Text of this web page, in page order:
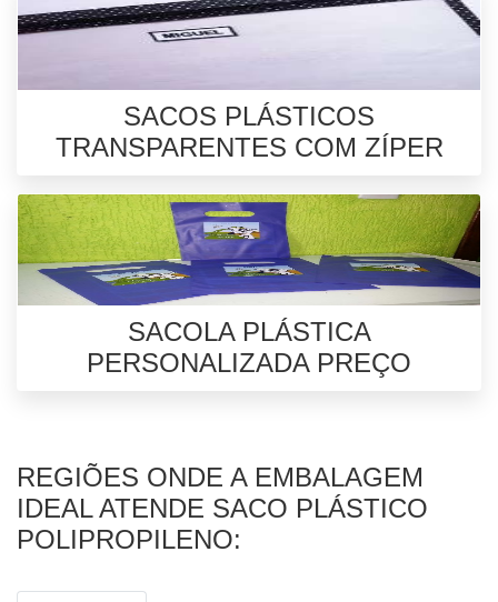
SACOS PLÁSTICOS
TRANSPARENTES COM ZÍPER
SACOLA PLÁSTICA
PERSONALIZADA PREÇO
REGIÕES ONDE A EMBALAGEM
IDEAL ATENDE SACO PLÁSTICO
POLIPROPILENO: